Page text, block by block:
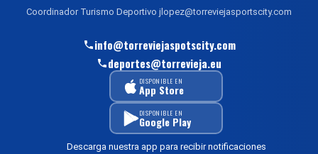
Coordinador Turismo Deportivo jlopez@torreviejasportscity.com
info@torreviejaspotscity.com
deportes@torrevieja.eu
DISPONIBLE EN
App Store
DISPONIBLE EN
Google Play
Descarga nuestra app para recibir notificaciones